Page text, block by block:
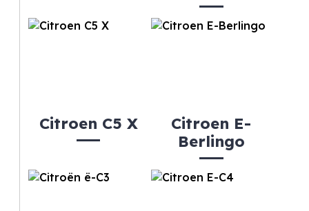
Citroen C5 X
Citroen E-
Berlingo